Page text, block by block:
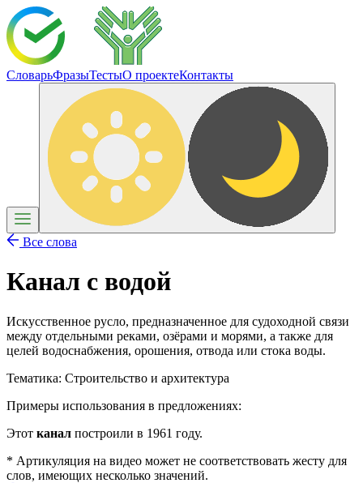
СловарьФразыТестыО проектеКонтакты
Все слова
Канал с водой
Искусственное русло, предназначенное для судоходной связи
между отдельными реками, озёрами и морями, а также для
целей водоснабжения, орошения, отвода или стока воды.
Тематика: Строительство и архитектура
Примеры использования в предложениях:
Этот канал построили в 1961 году.
* Артикуляция на видео может не соответствовать жесту для
слов, имеющих несколько значений.